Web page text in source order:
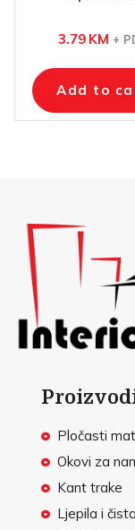
3.79 KM +
Add to
Pločasti
Okovi za
Kant trake
Ljepila i